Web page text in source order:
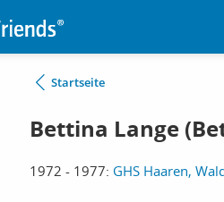
Startseite
Bettina Lange
1972 - 1977: GHS Haaren,